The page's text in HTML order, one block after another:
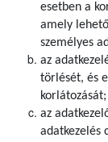
esetben a
amely
személyes
az
törlését, és
korlátozását;
az
adatkezelés